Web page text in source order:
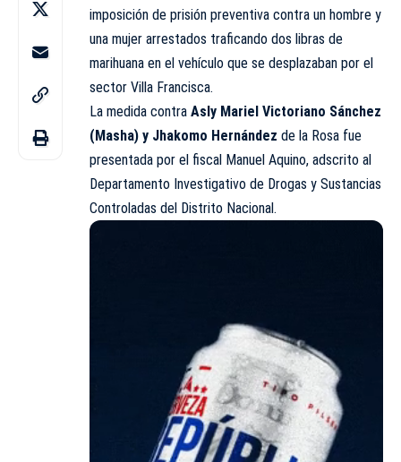
imposición de prisión preventiva contra un hombre y
una mujer arrestados traficando dos libras de
marihuana en el vehículo que se desplazaban por el
sector Villa Francisca.
La medida contra Asly Mariel Victoriano Sánchez
(Masha) y Jhakomo Hernández de la Rosa fue
presentada por el fiscal Manuel Aquino, adscrito al
Departamento Investigativo de Drogas y Sustancias
Controladas del Distrito Nacional.